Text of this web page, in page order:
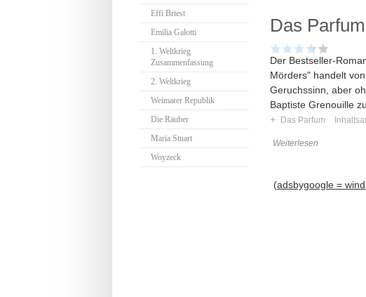
Effi Briest
Emilia Galotti
1. Weltkrieg
Zusammenfassung
2. Weltkrieg
Weimarer Republik
Die Räuber
Maria Stuart
Woyzeck
Das
Der Bestseller-
Mörders" handelt
Geruchssinn, aber
Baptiste Grenouille
+
Das Parfum
Weiterlesen
(adsbygoogle =